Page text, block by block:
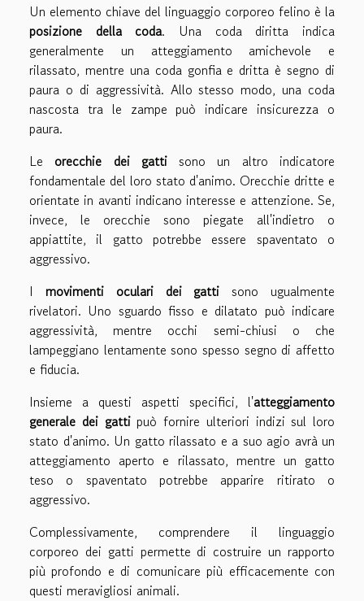
Un elemento chiave del linguaggio corporeo felino è la
posizione della coda. Una coda diritta indica
generalmente un atteggiamento amichevole e
rilassato, mentre una coda gonfia e dritta è segno di
paura o di aggressività. Allo stesso modo, una coda
nascosta tra le zampe può indicare insicurezza o
paura.
Le orecchie dei gattisono un altro indicatore
fondamentale del loro stato d'animo. Orecchie dritte e
orientate in avanti indicano interesse e attenzione. Se,
invece, le orecchie sono piegate all'indietro o
appiattite, il gatto potrebbe essere spaventato o
aggressivo.
I movimenti oculari dei gatti sono ugualmente
rivelatori. Uno sguardo fisso e dilatato può indicare
aggressività, mentre occhi semi-chiusi o che
lampeggiano lentamente sono spesso segno di affetto
e fiducia.
Insieme a questi aspetti specifici, l'atteggiamento
generale dei gattipuò fornire ulteriori indizi sul loro
stato d'animo. Un gatto rilassato e a suo agio avrà un
atteggiamento aperto e rilassato, mentre un gatto
teso o spaventato potrebbe apparire ritirato o
aggressivo.
Complessivamente, comprendere il linguaggio
corporeo dei gatti permette di costruire un rapporto
più profondo e di comunicare più efficacemente con
questi meravigliosi animali.